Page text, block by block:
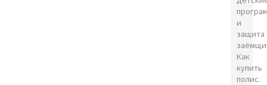
и
защита
Как
купить
полис.